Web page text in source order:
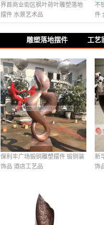
界首商业街区枫叶荷叶雕塑落地
摆件 水景艺术品
不
件
雕塑落地摆件 工艺
保利丰广场锻铜雕塑摆件 锻铜装
饰品 酒店工艺品
新
饰